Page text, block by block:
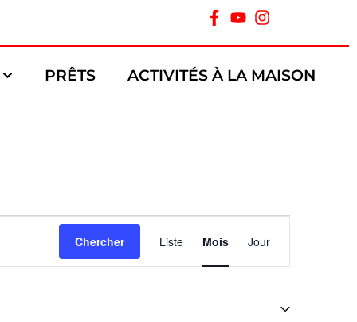
PRÊTS ACTIVITÉS À LA MAISON
Chercher
de
Évènement
Liste Mois Jour